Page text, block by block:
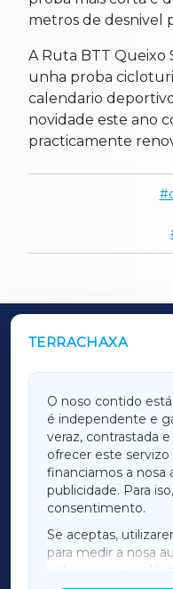
metros de desnivel
A Ruta BTT Queixo
unha proba
calendario
novidade este ano
practicamente
TERRACHAXA
O noso contido
é independente e
veraz, contrastada
ofrecer este servizo
financiamos a nosa
publicidade. Para
consentimento.
Se aceptas,
para medir a nosa
utilizaremos
OUTROS